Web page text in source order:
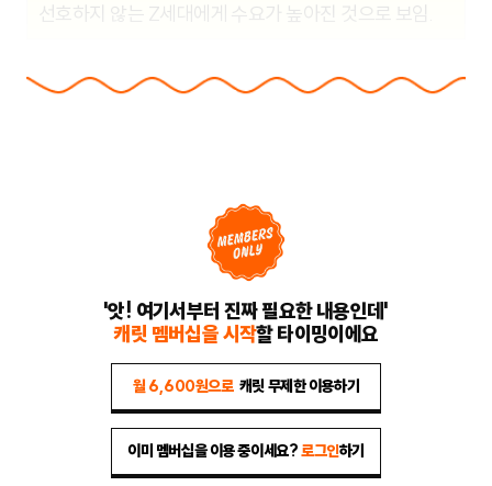
선호하지 않는 Z세대에게 수요가 높아진 것으로 보임.
'앗! 여기서부터 진짜 필요한 내용인데'
캐릿 멤버십을 시작할 타이밍이에요
월 6,600원으로 캐릿 무제한 이용하기
이미 멤버십을 이용 중이세요?로그인하기